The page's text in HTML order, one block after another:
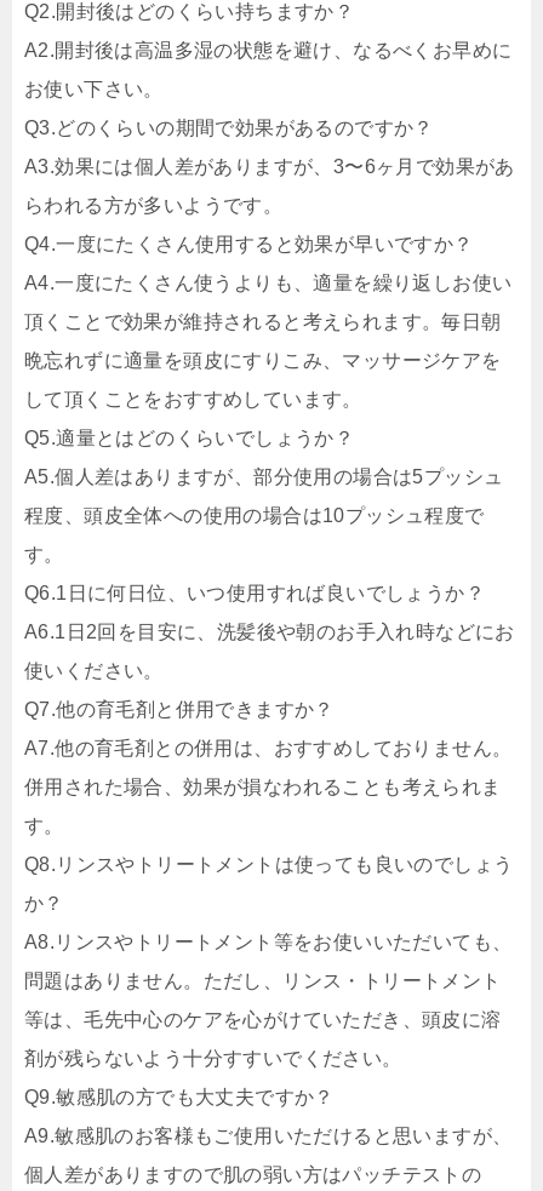
Q2.開封後はどのくらい持ちますか？
A2.開封後は高温多湿の状態を避け、なるべくお早めに
お使い下さい。
Q3.どのくらいの期間で効果があるのですか？
A3.効果には個人差がありますが、3〜6ヶ月で効果があ
らわれる方が多いようです。
Q4.一度にたくさん使用すると効果が早いですか？
A4.一度にたくさん使うよりも、適量を繰り返しお使い
頂くことで効果が維持されると考えられます。毎日朝
晩忘れずに適量を頭皮にすりこみ、マッサージケアを
して頂くことをおすすめしています。
Q5.適量とはどのくらいでしょうか？
A5.個人差はありますが、部分使用の場合は5プッシュ
程度、頭皮全体への使用の場合は10プッシュ程度で
す。
Q6.1日に何日位、いつ使用すれば良いでしょうか？
A6.1日2回を目安に、洗髪後や朝のお手入れ時などにお
使いください。
Q7.他の育毛剤と併用できますか？
A7.他の育毛剤との併用は、おすすめしておりません。
併用された場合、効果が損なわれることも考えられま
す。
Q8. リンスやトリートメントは使っても良いのでしょう
か？
A8. リンスやトリートメント等をお使いいただいても、
問題はありません。ただし、リンス・トリートメント
等は、毛先中心のケアを心がけていただき、頭皮に溶
剤が残らないよう十分すすいでください。
Q9.敏感肌の方でも大丈夫ですか？
A9.敏感肌のお客様もご使用いただけると思いますが、
個人差がありますので肌の弱い方はパッチテストの